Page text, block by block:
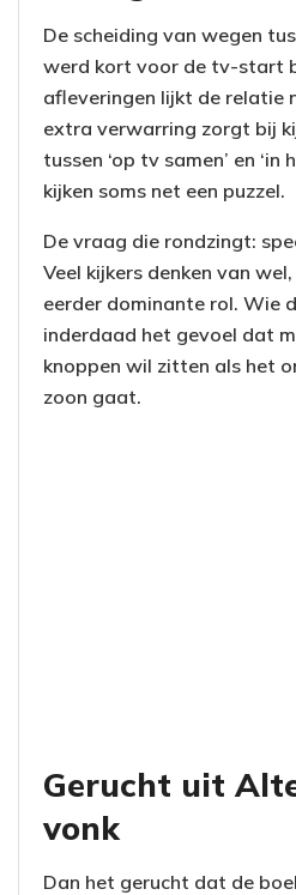
De scheiding van wegen
werd kort voor de tv-start
afleveringen lijkt de relatie
extra verwarring zorgt bij
tussen ‘op tv samen’ en
kijken soms net een puzzel.
De vraag die rondzingt:
Veel kijkers denken van
eerder dominante rol. Wie
inderdaad het gevoel dat
knoppen wil zitten als het
zoon gaat.
Gerucht uit
vonk
Dan het gerucht dat de